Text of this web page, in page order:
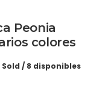
Peonia
colores
Sold 8 disponibles